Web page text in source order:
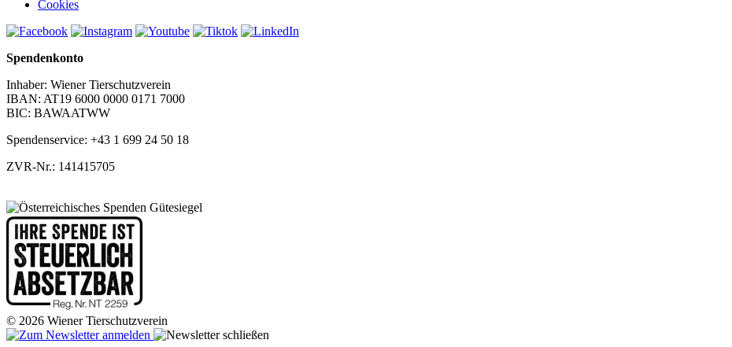
Cookies
Spendenkonto
Inhaber: Wiener Tierschutzverein
IBAN: AT19 6000 0000 0171 7000
BIC: BAWAATWW
Spendenservice: +43 1 699 24 50 18
ZVR-Nr.: 141415705
© 2026 Wiener Tierschutzverein